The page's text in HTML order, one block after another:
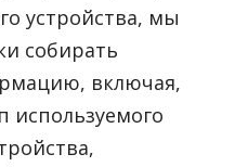
устройства, мы
собирать
включая,
используемого